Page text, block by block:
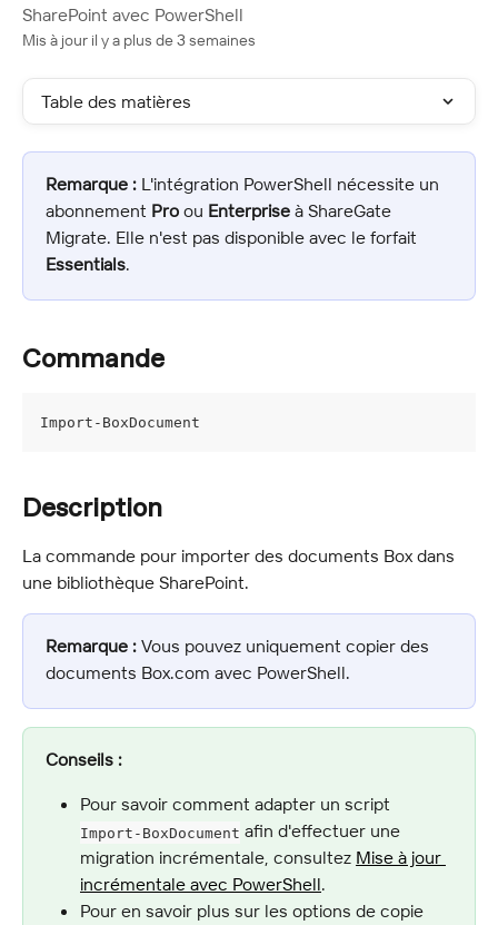
SharePoint avec PowerShell
Mis à jour il y a plus de 3 semaines
Table des matières
Remarque : L'intégration PowerShell nécessite un
abonnement Pro ou Enterprise à ShareGate
Migrate. Elle n'est pas disponible avec le forfait
Essentials.
Commande
Import-BoxDocument
Description
La commande pour importer des documents Box dans
une bibliothèque SharePoint.
Remarque : Vous pouvez uniquement copier des
documents Box.com avec PowerShell.
Conseils :
Pour savoir comment adapter un script
Import-BoxDocument afin d'effectuer une
migration incrémentale, consultez Mise à jour
incrémentale avec PowerShell.
Pour en savoir plus sur les options de copie